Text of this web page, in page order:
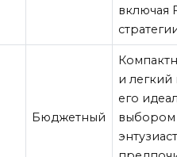
включая
Бюджетный
и легкий
его
выбором